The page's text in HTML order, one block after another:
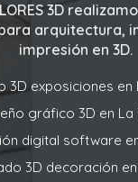
3D
arquitectura,
impresión en 3D.
3D exposiciones en
gráfico 3D en La
digital software
3D decoración en